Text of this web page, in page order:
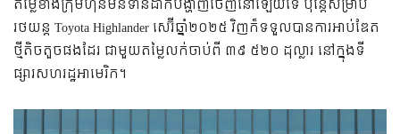
តម្លៃខាងក្រុមហ៊ុនមិនទាន់ដាក់បង្ហាញចេញនៅឡើយទេ ប៉ុន្តែសម្រាប់
រថយន្ត Toyota Highlander សេរ៊ីឆ្នាំ២០២៥ វិញក៏ទទួលបានការអាប់ឌែត
ថ្មីតិចតួចផងដែរ ជាមួយតម្លៃលក់ចាប់ពី ៣៩​ ៥២០ ដុល្លារ នៅក្នុងទី
ផ្សារសហរដ្ឋអាមេរិក។